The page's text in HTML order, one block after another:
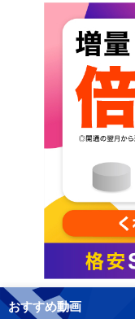
おすすめ動画